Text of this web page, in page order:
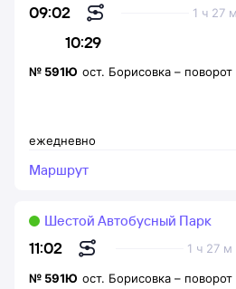
09:02
10:29
1 ч 27 м
ежедневно
№ 591Ю ост. Борисовка –
Маршрут
11:02 1 ч 27 м
Шестой Автобусный Парк
№ 591Ю ост. Борисовка –